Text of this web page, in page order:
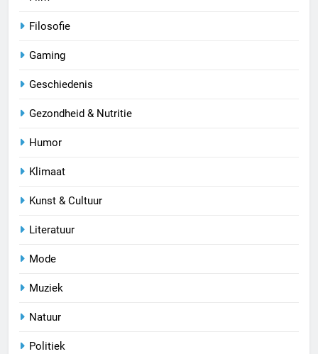
Filosofie
Gaming
Geschiedenis
Gezondheid & Nutritie
Humor
Klimaat
Kunst & Cultuur
Literatuur
Mode
Muziek
Natuur
Politiek